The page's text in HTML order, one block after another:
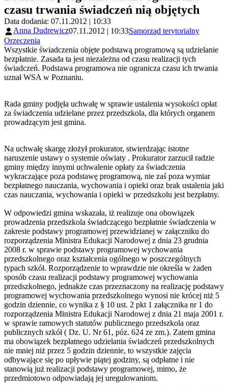
czasu trwania świadczeń nią objętych
Data dodania: 07.11.2012 | 10:33
Anna Dudrewicz07.11.2012 | 10:33Samorząd terytorialny
Orzeczenia
Wszystkie świadczenia objęte podstawą programową są udzielanie
bezpłatnie. Zasada ta jest niezależna od czasu realizacji tych
świadczeń. Podstawa programowa nie ogranicza czasu ich trwania
uznał WSA w Poznaniu.
Rada gminy podjęła uchwałę w sprawie ustalenia wysokości opłat
za świadczenia udzielane przez przedszkola, dla których organem
prowadzącym jest gmina.
Na uchwałę skargę złożył prokurator, stwierdzając istotne
naruszenie ustawy o systemie oświaty . Prokurator zarzucił radzie
gminy między innymi uchwalenie opłaty za świadczenia
wykraczające poza podstawę programową, nie zaś poza wymiar
bezpłatnego nauczania, wychowania i opieki oraz brak ustalenia jaki
czas nauczania, wychowania i opieki w przedszkolu jest bezpłatny.
W odpowiedzi gmina wskazała, iż realizuje ona obowiązek
prowadzenia przedszkola świadczącego bezpłatnie świadczenia w
zakresie podstawy programowej przewidzianej w załączniku do
rozporządzenia Ministra Edukacji Narodowej z dnia 23 grudnia
2008 r. w sprawie podstawy programowej wychowania
przedszkolnego oraz kształcenia ogólnego w poszczególnych
typach szkół. Rozporządzenie to wprawdzie nie określa w żaden
sposób czasu realizacji podstawy programowej wychowania
przedszkolnego, jednakże czas przeznaczony na realizację podstawy
programowej wychowania przedszkolnego wynosi nie krócej niż 5
godzin dziennie, co wynika z § 10 ust. 2 pkt 1 załącznika nr 1 do
rozporządzenia Ministra Edukacji Narodowej z dnia 21 maja 2001 r.
w sprawie ramowych statutów publicznego przedszkola oraz
publicznych szkół ( Dz. U. Nr 61, póz. 624 ze zm.). Zatem gmina
ma obowiązek bezpłatnego udzielania świadczeń przedszkolnych
nie mniej niż przez 5 godzin dziennie, to wszystkie zajęcia
odbywające się po upływie piątej godziny, są odpłatne i nie
stanowią już realizacji podstawy programowej, mimo, że
przedmiotowo odpowiadają jej uregulowaniom.